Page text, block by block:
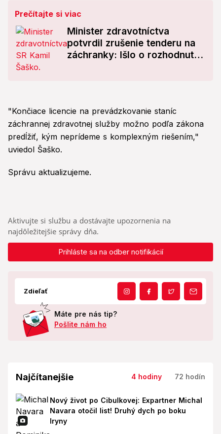
Prečítajte si viac
Minister zdravotníctva
potvrdil zrušenie tenderu na
záchranky: Išlo o rozhodnutie
"Končiace licencie na prevádzkovanie staníc
záchrannej zdravotnej služby možno podľa zákona
predĺžiť, kým neprídeme s komplexným riešením,"
uviedol Šaško.
Správu aktualizujeme.
Aktivujte si službu a dostávajte upozornenia na
najdôležitejšie správy dňa.
Prihláste sa na odber notifikácií
Zdieľať
Máte pre nás tip?
Pošlite nám ho
Najčítanejšie 4 hodiny 72 hodín
Nový život po Cibulkovej: Expartner Michal
Navara otočil list! Druhý dych po boku
Iryny